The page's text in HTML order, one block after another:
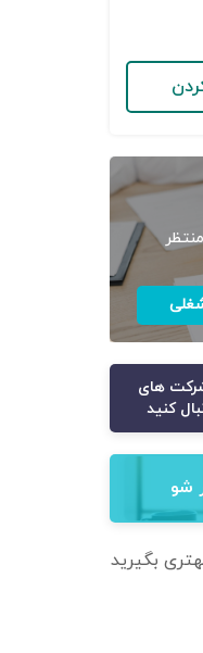
شرکت های
کنید
شو
بگیرید